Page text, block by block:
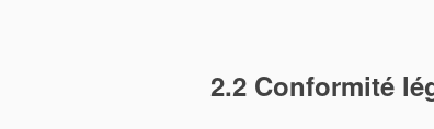
2.2 Conformité